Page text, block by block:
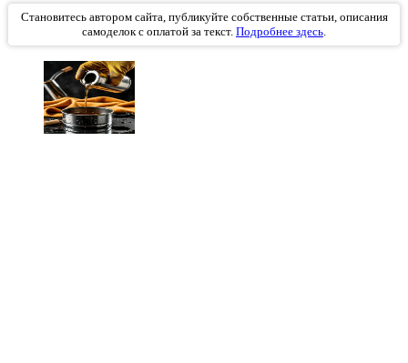
Становитесь автором сайта, публикуйте собственные статьи, описания
самоделок с оплатой за текст. Подробнее здесь